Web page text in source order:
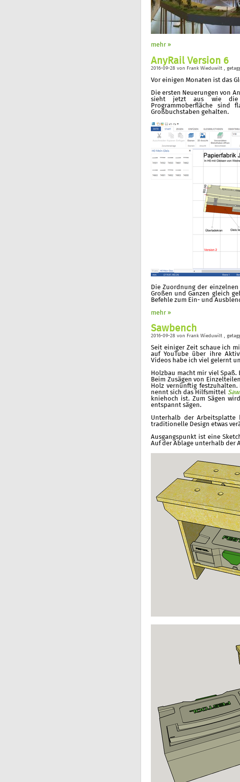
mehr »
AnyRail Version 6
2016-09-28 von Frank Wieduwilt ,
Vor einigen Monaten ist das
Die ersten Neuerungen von
sieht jetzt aus wie die
Programmoberfläche
Großbuchstaben gehalten.
Die Zuordnung der
Großen und Ganzen gleich
Befehle zum Ein- und
mehr »
Sawbench
2016-09-28 von Frank Wieduwilt ,
Seit einiger Zeit schaue ich
auf YouTube über ihre
Videos habe ich viel gelernt
Holzbau macht mir viel
Beim Zusägen von
Holz vernünftig
nennt sich das Hilfsmittel
kniehoch ist. Zum Sägen
entspannt sägen.
Unterhalb der Arbeitsplatte
traditionelle Design etwas
Ausgangspunkt ist eine
Auf der Ablage unterhalb der